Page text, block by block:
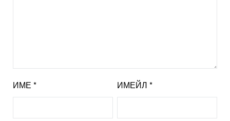
ИМЕ * ИМЕЙЛ *